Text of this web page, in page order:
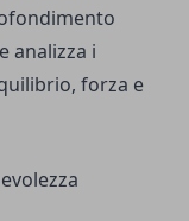
analizza i
forza e